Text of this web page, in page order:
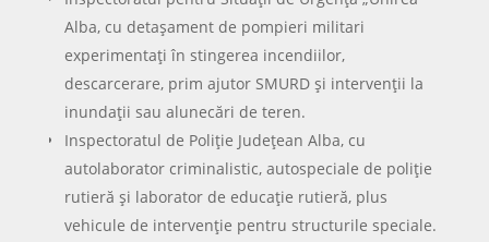
vehicule de intervenție pentru structurile speciale.
Penitenciarul Aiud, prezent cu detașament de
polițiști de penitenciare și autospeciale de
transport ale structurii de intervenție.
Poliția Locală Alba Iulia, cu vehicule hibride și
electrice orientate spre sustenabilitate, folosite
pentru misiuni de ordine publică, circulație și
control urban.